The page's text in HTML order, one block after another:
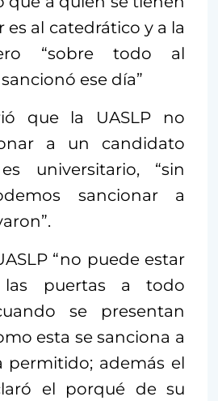
es al catedrático y a la
“sobre todo al
ese día”
que la UASLP no
a un candidato
universitario, “sin
sancionar a
“no puede estar
las puertas a todo
se presentan
esta se sanciona a
permitido; además el
el porqué de su